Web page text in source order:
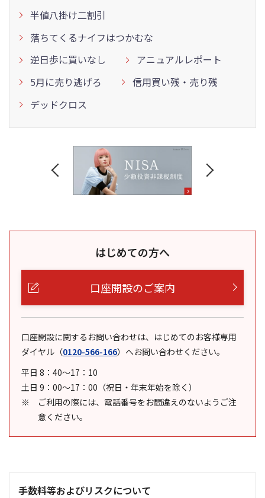
半値八掛け二割引
落ちてくるナイフはつかむな
逆日歩に買いなし
アニュアルレポート
5月に売り逃げろ
信用買い残・売り残
デッドクロス
はじめての方へ
口座開設のご案内
口座開設に関するお問い合わせは、はじめてのお客様専用
ダイヤル （0120-566-166） へお問い合わせください。
平日 8：40～17：10
土日 9：00～17：00（祝日・年末年始を除く）
ご利用の際には、電話番号をお間違えのないようご注
意ください。
手数料等およびリスクについて